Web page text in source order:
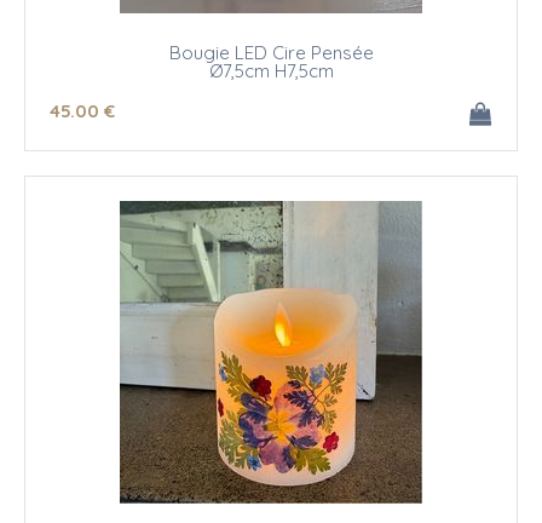
Bougie LED Cire Pensée
Ø7,5cm H7,5cm
45.00 €